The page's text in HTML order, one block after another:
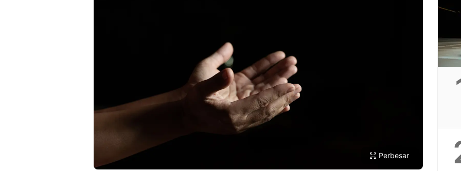
Perbesar